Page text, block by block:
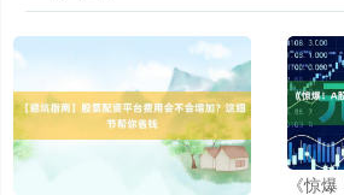
《惊
1134.24